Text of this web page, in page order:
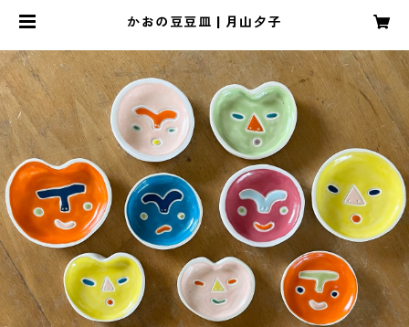
かおの豆豆皿 | 月山夕子